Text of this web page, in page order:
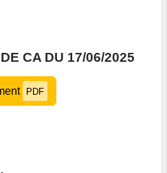
CA DU 17/06/2025
PDF